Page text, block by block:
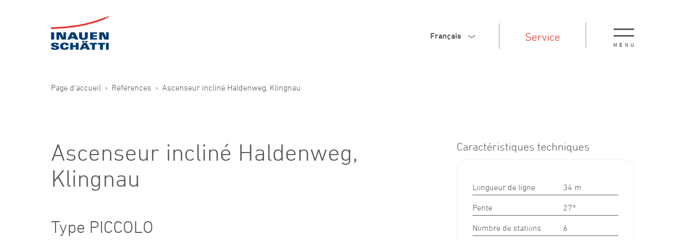
Service
Français
MENU
Page d’accueil Références Ascenseur incliné Haldenweg, Klingnau
Ascenseur incliné Haldenweg,
Klingnau
Type PICCOLO
Caractéristiques techniques
Longueur de ligne 34 m
Pente 27°
Nombre de stations 6